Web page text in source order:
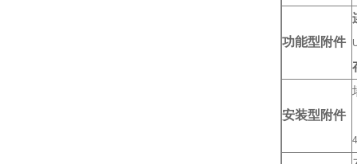
功能型附件
安装型附件